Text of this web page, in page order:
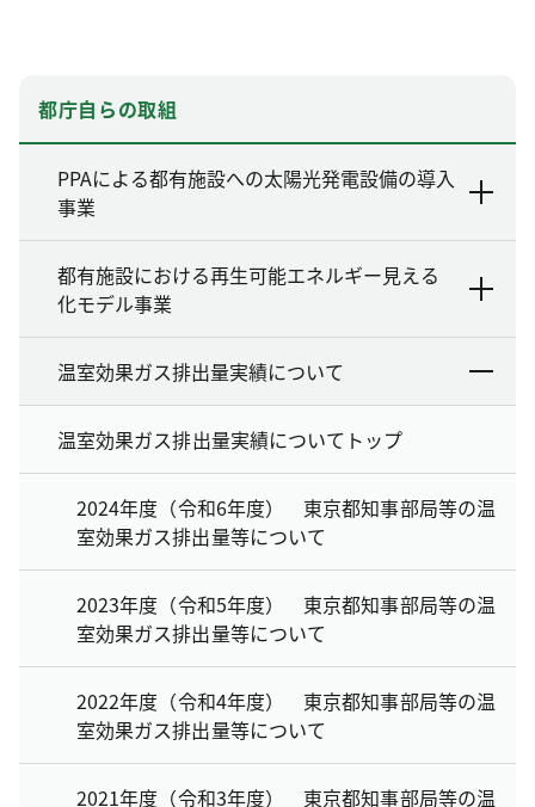
都庁自らの取組
PPAによる都有施設への太陽光発電設備の導入
事業
都有施設における再生可能エネルギー見える
化モデル事業
温室効果ガス排出量実績について
温室効果ガス排出量実績についてトップ
2024年度（令和6年度） 東京都知事部局等の温
室効果ガス排出量等について
2023年度（令和5年度） 東京都知事部局等の温
室効果ガス排出量等について
2022年度（令和4年度） 東京都知事部局等の温
室効果ガス排出量等について
2021年度（令和3年度） 東京都知事部局等の温